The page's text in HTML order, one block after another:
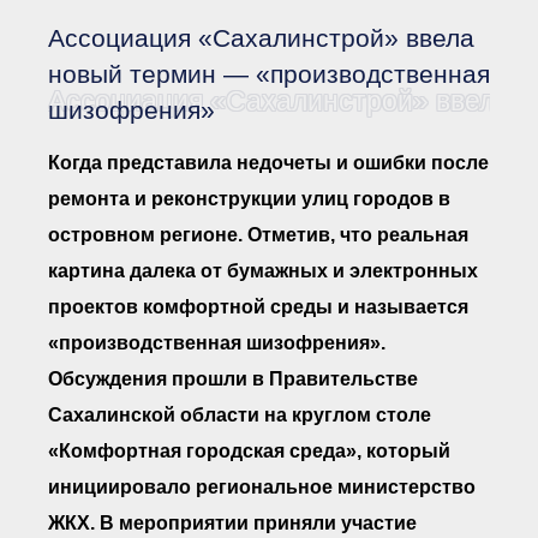
документы
● Сбор предложений во
внутренние документы
Реестры Ассоциации
Ассоциации
● Реестр членов
Ассоциации,
осуществляющих
объединения
● Реестр членов
Застройщиков
● Реестр членов
заказчиков
Ассоциация «Сахалинстрой» ввела
новый термин — «производственная
шизофрения»
Ассоциация «Сахалинстрой» ввела
Когда представила недочеты и ошибки после
ремонта и реконструкции улиц городов в
островном регионе. Отметив, что реальная
картина далека от бумажных и электронных
проектов комфортной среды и называется
«производственная шизофрения».
Обсуждения прошли в Правительстве
Сахалинской области на круглом столе
«Комфортная городская среда», который
инициировало региональное министерство
ЖКХ. В мероприятии приняли участие